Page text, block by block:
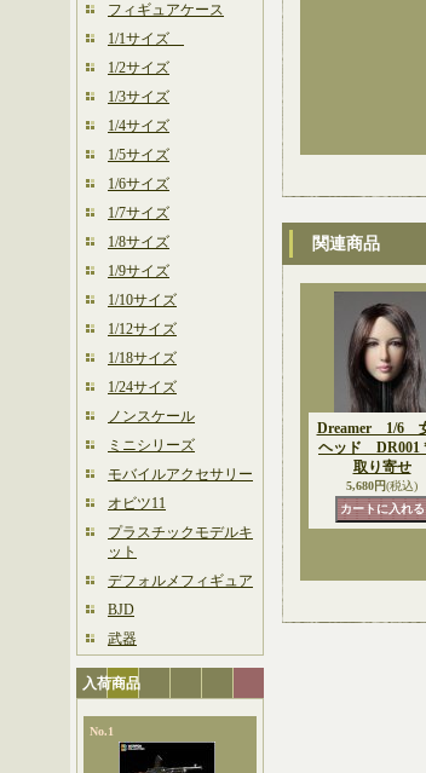
フィギュアケース
1/1サイズ
1/2サイズ
1/3サイズ
1/4サイズ
1/5サイズ
1/6サイズ
1/7サイズ
1/8サイズ
1/9サイズ
1/10サイズ
1/12サイズ
1/18サイズ
1/24サイズ
ノンスケール
ミニシリーズ
モバイルアクセサリー
オビツ11
プラスチックモデルキ
ット
デフォルメフィギュア
BJD
武器
入荷商品
No.1
関連商品
Dreamer 1/6
ヘッド DR001
取り寄せ
5,680円(税込)